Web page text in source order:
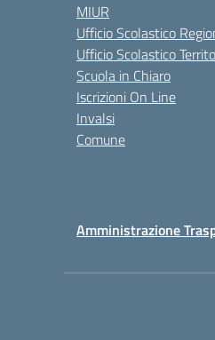
MIUR
Ufficio Scolastico
Ufficio Scolastico
Scuola in Chiaro
Iscrizioni On Line
Invalsi
Comune
Amministrazione